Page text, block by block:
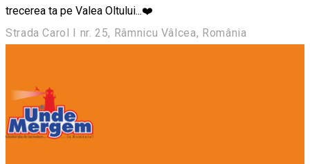
trecerea ta pe Valea Oltului...❤️
Strada Carol I nr. 25, Râmnicu Vâlcea, România